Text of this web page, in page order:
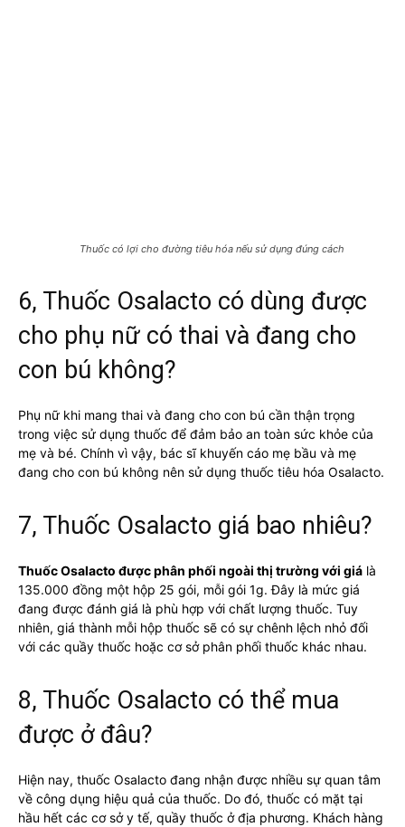
Thuốc có lợi cho đường tiêu hóa nếu sử dụng đúng cách
6, Thuốc Osalacto có dùng được
cho phụ nữ có thai và đang cho
con bú không?
Phụ nữ khi mang thai và đang cho con bú cần thận trọng
trong việc sử dụng thuốc để đảm bảo an toàn sức khỏe của
mẹ và bé. Chính vì vậy, bác sĩ khuyến cáo mẹ bầu và mẹ
đang cho con bú không nên sử dụng thuốc tiêu hóa Osalacto.
7, Thuốc Osalacto giá bao nhiêu?
Thuốc Osalacto được phân phối ngoài thị trường với giá là
135.000 đồng một hộp 25 gói, mỗi gói 1g. Đây là mức giá
đang được đánh giá là phù hợp với chất lượng thuốc. Tuy
nhiên, giá thành mỗi hộp thuốc sẽ có sự chênh lệch nhỏ đối
với các quầy thuốc hoặc cơ sở phân phối thuốc khác nhau.
8, Thuốc Osalacto có thể mua
được ở đâu?
Hiện nay, thuốc Osalacto đang nhận được nhiều sự quan tâm
về công dụng hiệu quả của thuốc. Do đó, thuốc có mặt tại
hầu hết các cơ sở y tế, quầy thuốc ở địa phương. Khách hàng